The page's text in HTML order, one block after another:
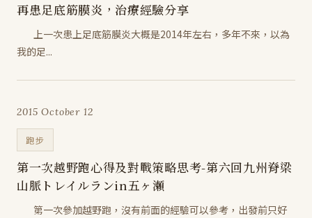
再患足底筋膜炎，治療經驗分享
​ 上一次患上足底筋膜炎大概是2014年左右，多年不來，以為
我的足...
2015 October 12
跑步
第一次越野跑心得及對戰策略思考-第六回九州脊梁
山脈トレイルランin五ヶ瀬
第一次參加越野跑，沒有前面的經驗可以參考，出發前只好